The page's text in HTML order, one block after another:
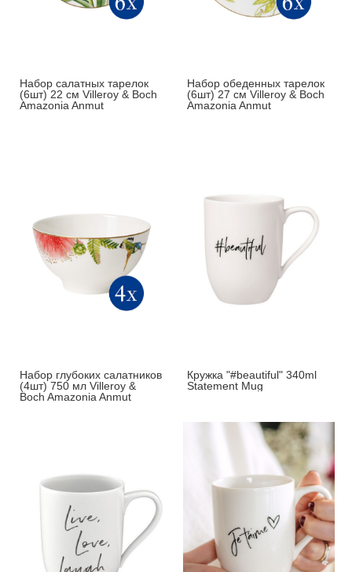
Набор салатных тарелок
(6шт) 22 см Villeroy & Boch
Amazonia Anmut
Набор обеденных тарелок
(6шт) 27 см Villeroy & Boch
Amazonia Anmut
Набор глубоких салатников
(4шт) 750 мл Villeroy &
Boch Amazonia Anmut
Кружка "#beautiful" 340ml
Statement Mug